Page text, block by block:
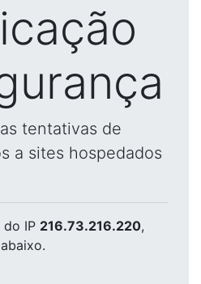
tentativas de
a sites hospedados
do IP 216.73.216.220,